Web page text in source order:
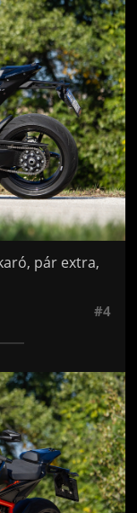
pár extra,
#4